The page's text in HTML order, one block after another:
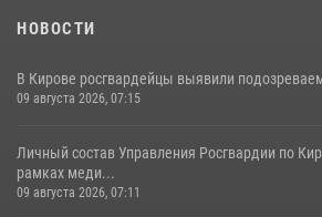
НОВОСТИ
В Кирове росгвардейцы выявили
09 августа 2026, 07:15
Личный состав Управления Росгвардии по
рамках меди...
09 августа 2026, 07:11